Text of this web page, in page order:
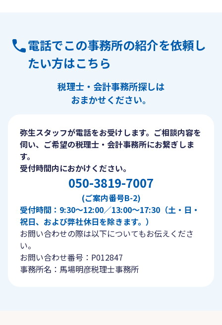
電話でこの事務所の紹介を依頼し
たい方はこちら
税理士・会計事務所探しは
おまかせください。
弥生スタッフが電話をお受けします。ご相談内容を
伺い、ご希望の税理士・会計事務所にお繋ぎしま
す。
受付時間内におかけください。
050-3819-7007
(ご案内番号B-2)
受付時間：9:30〜12:00／13:00〜17:30（土・日・
祝日、および弊社休日を除きます。）
お問い合わせの際は以下についてもお伝えくださ
い。
お問い合わせ番号：P012847
事務所名：馬場明彦税理士事務所